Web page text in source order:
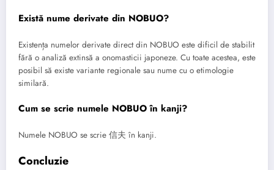
Există nume derivate din NOBUO?
Existența numelor derivate direct din NOBUO este dificil de stabilit
fără o analiză extinsă a onomasticii japoneze. Cu toate acestea, este
posibil să existe variante regionale sau nume cu o etimologie
similară.
Cum se scrie numele NOBUO în kanji?
Numele NOBUO se scrie 信夫 în kanji.
Concluzie